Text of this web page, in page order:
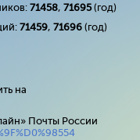
71458, 71695(год)
71459, 71696 (год)
на
Почты России